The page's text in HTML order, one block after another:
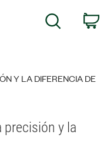
Búsqueda
Y LA DIFERENCIA DE
precisión y la